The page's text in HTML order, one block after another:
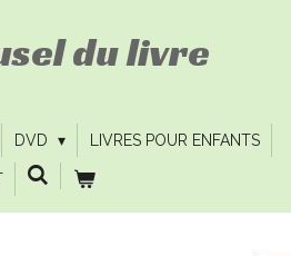
du livre
DVD LIVRES POUR ENFANTS